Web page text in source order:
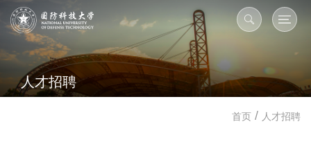
人才招聘
首页 / 人才招聘